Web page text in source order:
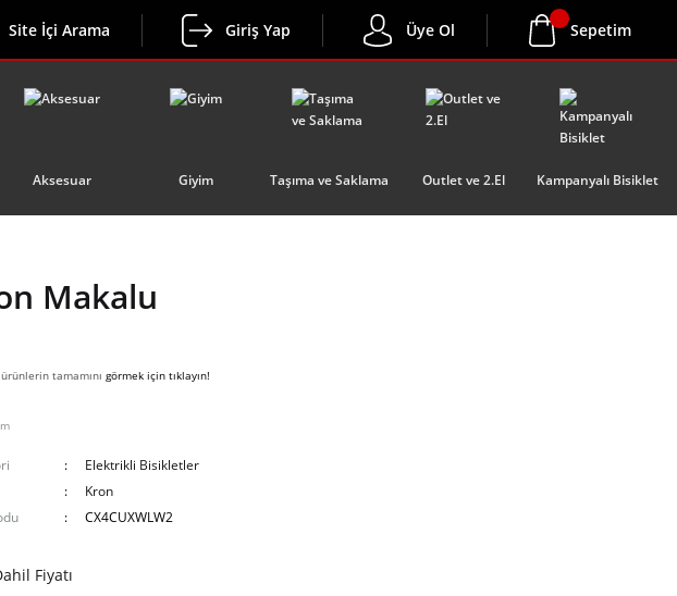
Site İçi Arama Giriş Yap Üye Ol Sepetim
Aksesuar Giyim Taşıma ve Saklama Outlet ve 2.El Kampanyalı Bisiklet
Makalu
tamamını görmek için tıklayın!
Elektrikli Bisikletler
Kron
CX4CUXWLW2
Fiyatı